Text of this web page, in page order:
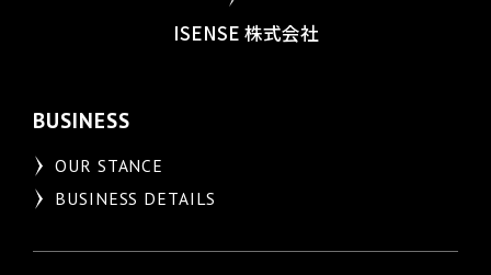
ISENSE 株式会社
BUSINESS
OUR STANCE
BUSINESS DETAILS